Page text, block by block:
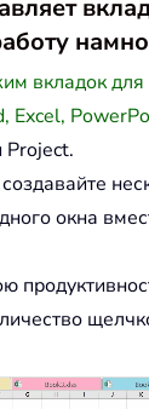
вкладок для
Excel,
Project.
окна